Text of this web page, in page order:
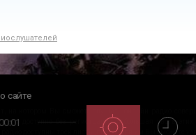
сайте
доступно без регистрации и большая часть этих
радио доступны трек листы, благодаря им Вы сможете
00:02